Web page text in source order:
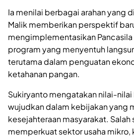
Ia menilai berbagai arahan yang
Malik memberikan perspektif
mengimplementasikan
program yang menyentuh
terutama dalam penguatan
ketahanan pangan.
Sukiryanto mengatakan nilai-nilai
wujudkan dalam kebijakan yang
kesejahteraan masyarakat.
memperkuat sektor usaha